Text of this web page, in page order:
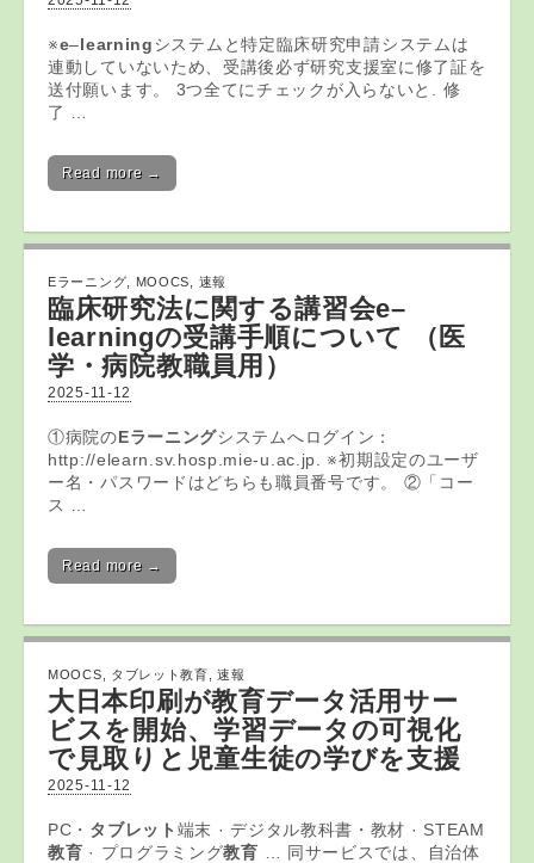
※e–learningシステムと特定臨床研究申請システムは
連動していないため、受講後必ず研究支援室に修了証を
送付願います。 3つ全てにチェックが入らないと. 修
了 …
Read more →
Eラーニング MOOCS 速報
臨床研究法に関する講習会e–
learningの受講手順について （医
学・病院教職員用）
2025-11-12
①病院のEラーニングシステムへログイン：
http://elearn.sv.hosp.mie-u.ac.jp. ※初期設定のユーザ
ー名・パスワードはどちらも職員番号です。 ②「コー
ス …
Read more →
MOOCS タブレット教育 ,速報
大日本印刷が教育データ活用サー
ビスを開始、学習データの可視化
で見取りと児童生徒の学びを支援
2025-11-12
PC・ タブレット 端末 · デジタル教科書・教材 · STEAM
教育 · プログラミング教育 … 同サービスでは、自治体